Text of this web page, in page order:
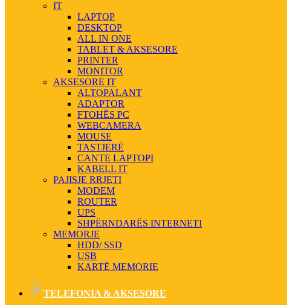
IT
LAPTOP
DESKTOP
ALL IN ONE
TABLET & AKSESORE
PRINTER
MONITOR
AKSESORE IT
ALTOPALANT
ADAPTOR
FTOHËS PC
WEBCAMERA
MOUSE
TASTJERË
CANTE LAPTOPI
KABELL IT
PAJISJE RRJETI
MODEM
ROUTER
UPS
SHPËRNDARËS INTERNETI
MEMORJE
HDD/ SSD
USB
KARTË MEMORIE
TELEFONIA & AKSESORE